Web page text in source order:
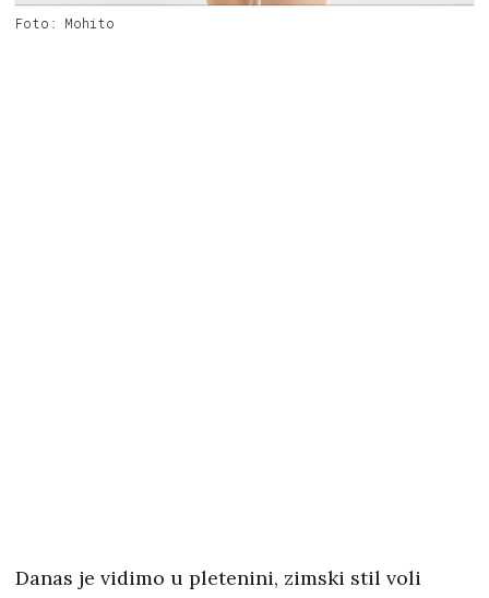
Foto: Mohito
Danas je vidimo u pletenini, zimski stil voli